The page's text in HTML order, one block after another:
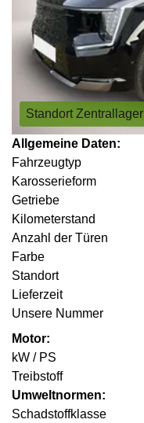
Standort Zentrallager
Allgemeine Daten:
Fahrzeugtyp
Karosserieform
Getriebe
Kilometerstand
Anzahl der Türen
Farbe
Standort
Lieferzeit
Unsere Nummer
Motor:
kW / PS
Treibstoff
Umweltnormen:
Schadstoffklasse